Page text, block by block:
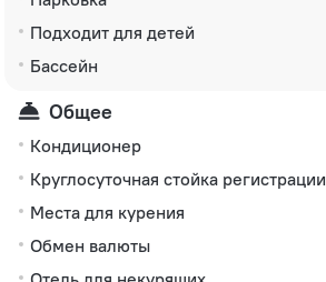
Подходит для детей
Бассейн
Общее
Кондиционер
Круглосуточная стойка регистрации
Места для курения
Обмен валюты